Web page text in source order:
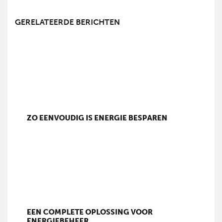
GERELATEERDE BERICHTEN
ZO EENVOUDIG IS ENERGIE BESPAREN
EEN COMPLETE OPLOSSING VOOR